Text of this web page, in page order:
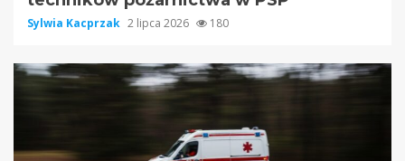
Sylwia Kacprzak 2 lipca 2026 180